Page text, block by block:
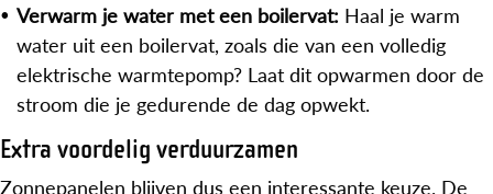
Verwarm je water met een boilervat: Haal je warm
water uit een boilervat, zoals die van een volledig
elektrische warmtepomp? Laat dit opwarmen door de
stroom die je gedurende de dag opwekt.
Extra voordelig verduurzamen
Zonnepanelen blijven dus een interessante keuze. De